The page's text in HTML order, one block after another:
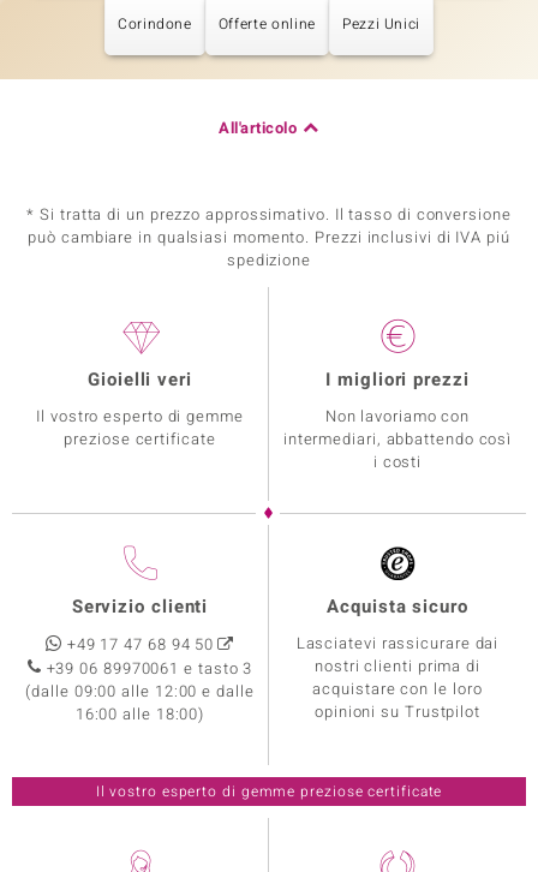
Corindone Offerte online Pezzi Unici
All'articolo
* Si tratta di un prezzo approssimativo. Il tasso di conversione
può cambiare in qualsiasi momento. Prezzi inclusivi di IVA piú
spedizione
Gioielli veri
Il vostro esperto di gemme
preziose certificate
I migliori prezzi
Non lavoriamo con
intermediari, abbattendo così
i costi
Servizio clienti
+49 17 47 68 94 50
+39 06 89970061 e tasto 3
(dalle 09:00 alle 12:00 e dalle
16:00 alle 18:00)
Acquista sicuro
Lasciatevi rassicurare dai
nostri clienti prima di
acquistare con le loro
opinioni su Trustpilot
Il vostro esperto di gemme preziose certificate